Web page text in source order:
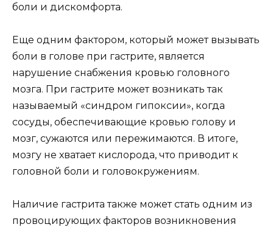
боли и дискомфорта.
Еще одним фактором, который может вызывать
боли в голове при гастрите, является
нарушение снабжения кровью головного
мозга. При гастрите может возникать так
называемый «синдром гипоксии», когда
сосуды, обеспечивающие кровью голову и
мозг, сужаются или пережимаются. В итоге,
мозгу не хватает кислорода, что приводит к
головной боли и головокружениям.
Наличие гастрита также может стать одним из
провоцирующих факторов возникновения